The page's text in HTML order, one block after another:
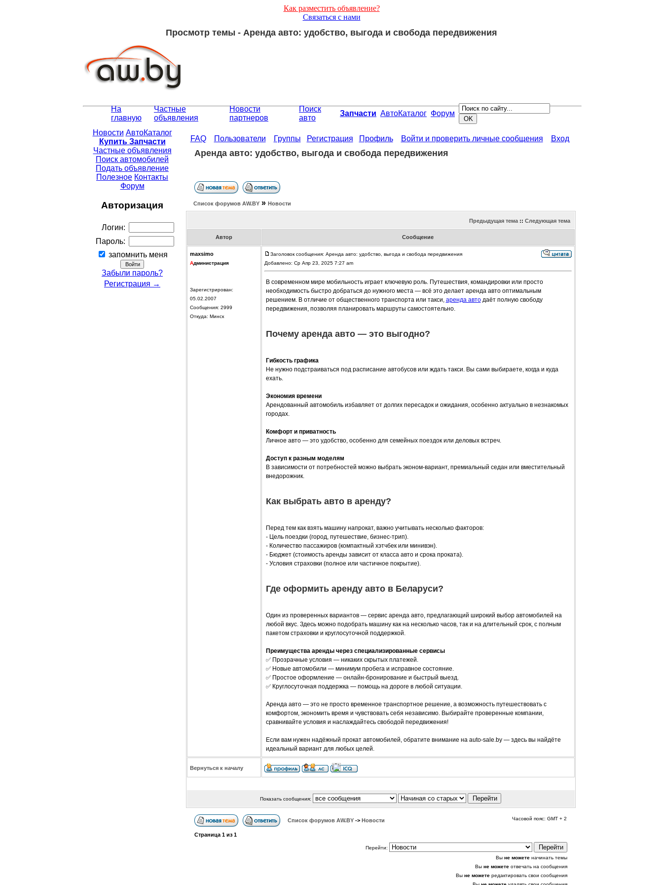
Как разместить объявление?
Связаться с нами
Просмотр темы - Аренда авто: удобство, выгода и свобода передвижения
На
главную
Частные
объявления
Новости
партнеров
Поиск
авто
Запчасти АвтоКаталог Форум
Новости АвтоКаталог
Купить Запчасти
Частные объявления
Поиск автомобилей
Подать объявление
Полезное Контакты
Форум
Авторизация
Логин:
Пароль:
запомнить меня
Забыли пароль?
Регистрация →
FAQ Пользователи Группы Регистрация Профиль Войти и проверить личные сообщения Вход
Аренда авто: удобство, выгода и свобода передвижения
Список форумов АW.BY» Новости
Предыдущая тема:: Следующая тема
Автор Сообщение
maxsimo
Администрация
Зарегистрирован:
05.02.2007
Сообщения: 2999
Откуда: Минск
Заголовок сообщения: Аренда авто: удобство, выгода и свобода передвижения
Добавлено: Ср Апр 23, 2025 7:27 am
В современном мире мобильность играет ключевую роль. Путешествия, командировки или просто
необходимость быстро добраться до нужного места — всё это делает аренда авто оптимальным
решением. В отличие от общественного транспорта или такси, аренда автодаёт полную свободу
передвижения, позволяя планировать маршруты самостоятельно.
Почему аренда авто — это выгодно?
Гибкость графика
Не нужно подстраиваться под расписание автобусов или ждать такси. Вы сами выбираете, когда и куда
ехать.
Экономия времени
Арендованный автомобиль избавляет от долгих пересадок и ожидания, особенно актуально в незнакомых
городах.
Комфорт и приватность
Личное авто — это удобство, особенно для семейных поездок или деловых встреч.
Доступ к разным моделям
В зависимости от потребностей можно выбрать эконом-вариант, премиальный седан или вместительный
внедорожник.
Как выбрать авто в аренду?
Перед тем как взять машину напрокат, важно учитывать несколько факторов:
- Цель поездки (город, путешествие, бизнес-трип).
- Количество пассажиров (компактный хэтчбек или минивэн).
- Бюджет (стоимость аренды зависит от класса авто и срока проката).
- Условия страховки (полное или частичное покрытие).
Где оформить аренду авто в Беларуси?
Один из проверенных вариантов — сервис аренда авто, предлагающий широкий выбор автомобилей на
любой вкус. Здесь можно подобрать машину как на несколько часов, так и на длительный срок, с полным
пакетом страховки и круглосуточной поддержкой.
Преимущества аренды через специализированные сервисы
✅ Прозрачные условия — никаких скрытых платежей.
✅ Новые автомобили — минимум пробега и исправное состояние.
✅ Простое оформление — онлайн-бронирование и быстрый выезд.
✅ Круглосуточная поддержка — помощь на дороге в любой ситуации.
Аренда авто — это не просто временное транспортное решение, а возможность путешествовать с
комфортом, экономить время и чувствовать себя независимо. Выбирайте проверенные компании,
сравнивайте условия и наслаждайтесь свободой передвижения!
Если вам нужен надёжный прокат автомобилей, обратите внимание на auto-sale.by — здесь вы найдёте
идеальный вариант для любых целей.
Вернуться к началу
Показать сообщения:
Список форумов АW.BY -> Новости Часовой пояс: GMT + 2
Страница 1 из 1
Перейти:
Вы не можете начинать темы
Вы не можете отвечать на сообщения
Вы не можете редактировать свои сообщения